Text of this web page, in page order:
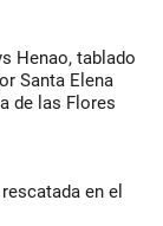
Henao, tablado
Santa Elena
de las Flores
en el